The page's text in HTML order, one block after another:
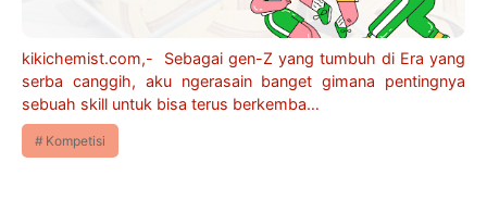
kikichemist.com,- Sebagai gen-Z yang tumbuh di Era yang
serba canggih, aku ngerasain banget gimana pentingnya
sebuah skill untuk bisa terus berkemba…
Kompetisi